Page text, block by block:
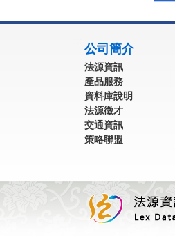
公司簡介
法源資訊
產品服務
資料庫說明
法源徵才
交通資訊
策略聯盟